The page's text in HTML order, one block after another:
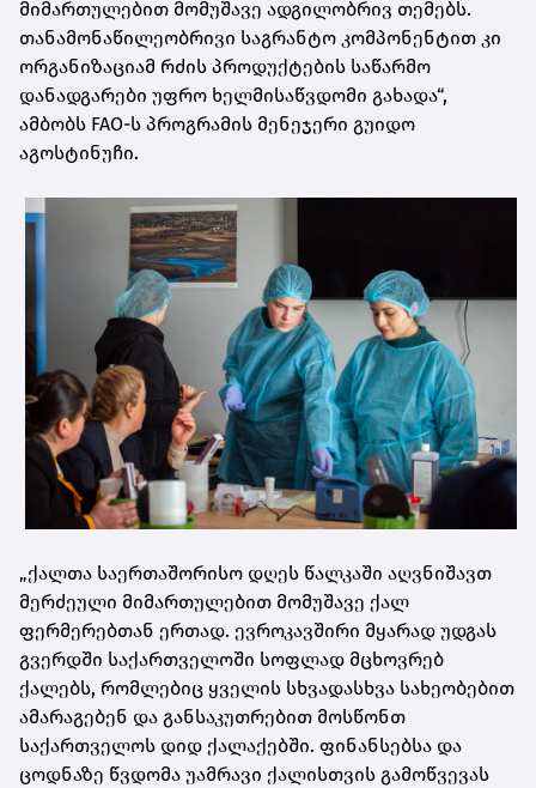
მიმართულებით მომუშავე ადგილობრივ თემებს.
თანამონაწილეობრივი საგრანტო კომპონენტით კი
ორგანიზაციამ რძის პროდუქტების საწარმო
დანადგარები უფრო ხელმისაწვდომი გახადა“,
ამბობს FAO-ს პროგრამის მენეჯერი გუიდო
აგოსტინუჩი.
„ქალთა საერთაშორისო დღეს წალკაში აღვნიშავთ
მერძეული მიმართულებით მომუშავე ქალ
ფერმერებთან ერთად. ევროკავშირი მყარად უდგას
გვერდში საქართველოში სოფლად მცხოვრებ
ქალებს, რომლებიც ყველის სხვადასხვა სახეობებით
ამარაგებენ და განსაკუთრებით მოსწონთ
საქართველოს დიდ ქალაქებში. ფინანსებსა და
ცოდნაზე წვდომა უამრავი ქალისთვის გამოწვევას